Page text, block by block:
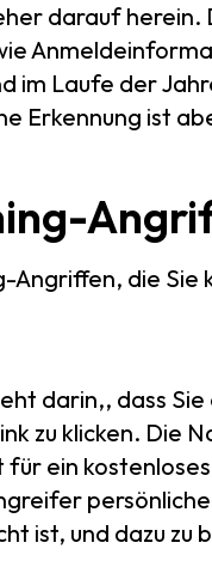
darauf herein.
im Laufe der
Erkennung ist
Angriffen, die Sie
darin,, dass
zu klicken. Die
ein
ist, und dazu